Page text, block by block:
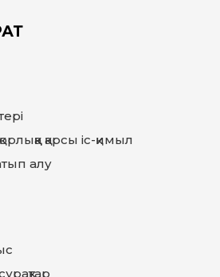
қарсы іс-қимыл
алу